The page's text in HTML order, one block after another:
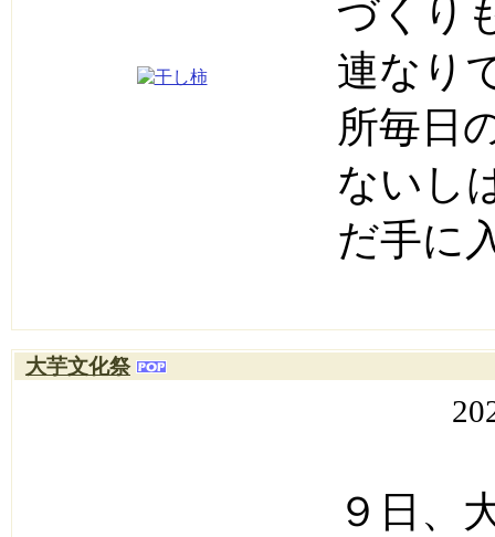
づくり
連なり
所毎日
ないし
だ手に
大芋文化祭
９日、